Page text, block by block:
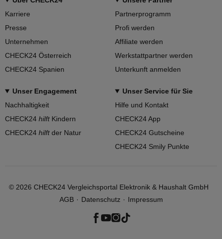
Karriere
Presse
Unternehmen
CHECK24 Österreich
CHECK24 Spanien
Partnerprogramm
Profi werden
Affiliate werden
Werkstattpartner werden
Unterkunft anmelden
Unser Engagement
Nachhaltigkeit
CHECK24 hilftKindern
CHECK24 hilftder Natur
Unser Service für Sie
Hilfe und Kontakt
CHECK24 App
CHECK24 Gutscheine
CHECK24 Smily Punkte
© 2026 CHECK24 Vergleichsportal Elektronik & Haushalt GmbH
AGB
Datenschutz Impressum